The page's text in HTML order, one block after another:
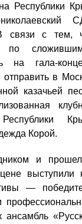
Республики
связи с тем,
по
на гала-
в
казачьей
Корой.
и
выступили
—
ансамбль